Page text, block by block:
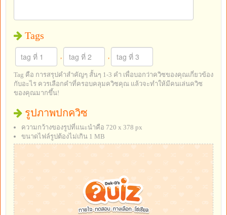
Tags
Tag คือ การสรุปคำสำคัญๆ สั้นๆ 1-3 คำ เพื่อบอกว่าควิซของคุณเกี่ยวข้อง
กับอะไร ควรเลือกคำที่ครอบคลุมควิซคุณ แล้วจะทำให้มีคนเล่นควิซ
ของคุณมากขึ้น!
รูปภาพปกควิซ
ความกว้างของรูปที่แนะนำคือ 720 x 378 px
ขนาดไฟล์รูปต้องไม่เกิน 1 MB